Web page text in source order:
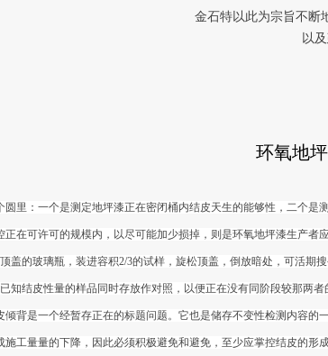
环氧地
里：一个是测定地坪漆正在密闭桶内结皮天生的能够性，二个
在可许可的规模内，以尽可能加少损掉，则是环氧地坪漆生产者
的玻璃瓶，装进容积2/3的试样，旋松顶盖，倒放暗处，可活期搜
结皮性量的样品同时存放作对照，以便正在没有同阶段较那两者
是一个经暂存正在的标题问题。它也是储存不变性检测内容的
工量量的下降，因此必须积极避免和避免，至少应掌控结皮的